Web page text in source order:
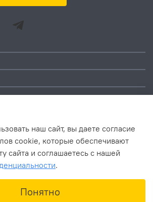
В корзину
Адрес: Москва, ул.
наш сайт, вы даете согласие
cookie, которые обеспечивают
сайта и соглашаетесь с нашей
.
Понятно